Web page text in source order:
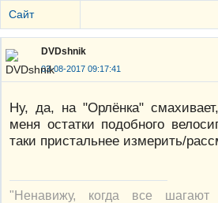
Сайт
DVDshnik
03-08-2017 09:17:41
Ну, да, на "Орлёнка"
меня остатки подобного
таки пристальнее измерить/
"Ненавижу, когда все